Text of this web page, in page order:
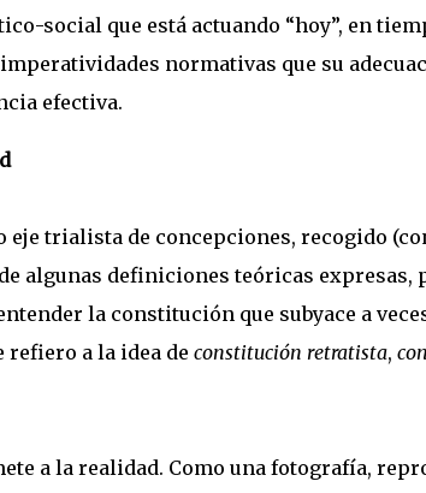
social que está actuando “hoy”, en
normativas que su
efectiva.
eje trialista de concepciones, recogido
algunas definiciones teóricas expresas,
la constitución que subyace a
a la idea de constitución retratista,
a la realidad. Como una fotografía,